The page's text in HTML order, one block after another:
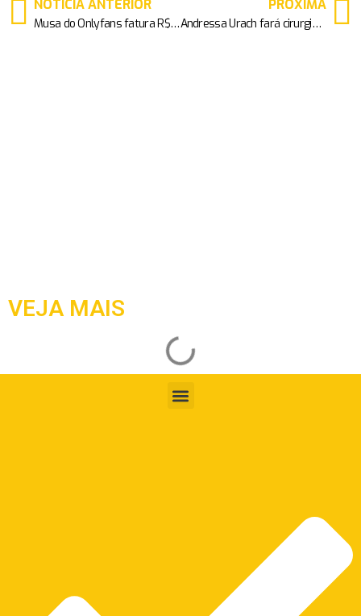
NOTÍCIA ANTERIOR
Musa do Onlyfans fatura R$ 100 mil após comentário de Whindersson Nunes
PRÓXIMA
Andressa Urach fará cirurgia para retirar quatro costelas: “Cintura ainda mais fina”
VEJA MAIS